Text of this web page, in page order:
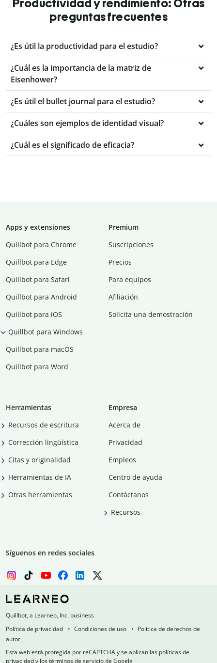
Productividad y rendimiento: Otras
preguntas frecuentes
¿Es útil la productividad para el estudio?
¿Cuál es la importancia de la matriz de
Eisenhower?
¿Es útil el bullet journal para el estudio?
¿Cuáles son ejemplos de identidad visual?
¿Cuál es el significado de eficacia?
Apps y extensiones
Quillbot para Chrome
Quillbot para Edge
Quillbot para Safari
Quillbot para Android
Quillbot para iOS
Quillbot para Windows
Quillbot para macOS
Quillbot para Word
Premium
Suscripciones
Precios
Para equipos
Afiliación
Solicita una demostración
Herramientas
Recursos de escritura
Corrección lingüística
Citas y originalidad
Herramientas de IA
Otras herramientas
Empresa
Acerca de
Privacidad
Empleos
Centro de ayuda
Contáctanos
Recursos
Síguenos en redes sociales
Quillbot, a Learneo, Inc. business
Política de privacidad
Condiciones de uso
Política de derechos de
autor
Esta web está protegida por reCAPTCHA y se aplican las políticas de
privacidad y los términos de servicio de Google